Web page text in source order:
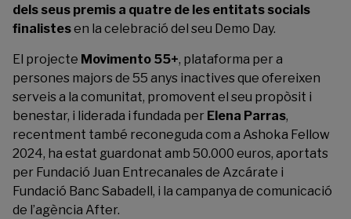
dels seus premis a quatre de les entitats socials
finalistesen la celebració del seu Demo Day.
El projecte Movimento 55+, plataforma per a
persones majors de 55 anys inactives que ofereixen
serveis a la comunitat, promovent el seu propòsit i
benestar, i liderada i fundada per Elena Parras,
recentment també reconeguda com a Ashoka Fellow
2024, ha estat guardonat amb 50.000 euros, aportats
per Fundació Juan Entrecanales de Azcárate i
Fundació Banc Sabadell, i la campanya de comunicació
de l’agència After.